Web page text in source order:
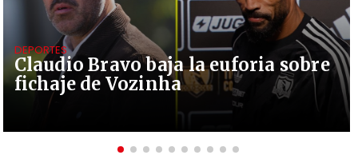
Claudio Bravo baja la euforia sobre
fichaje de Vozinha
DEPORTES